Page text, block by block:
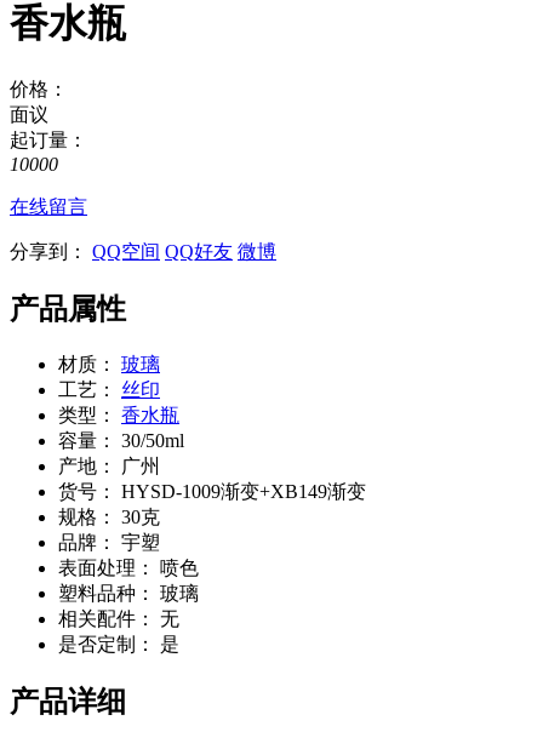
香水瓶
价格：
面议
起订量：
10000
在线留言
分享到： QQ空间 QQ好友 微博
产品属性
材质：
玻璃
工艺：
丝印
类型：
香水瓶
容量：
30/50ml
产地：
广州
货号：
HYSD-1009渐变+XB149渐变
规格：
30克
品牌：
宇塑
表面处理：
喷色
塑料品种：
玻璃
相关配件：
无
是否定制：
是
产品详细